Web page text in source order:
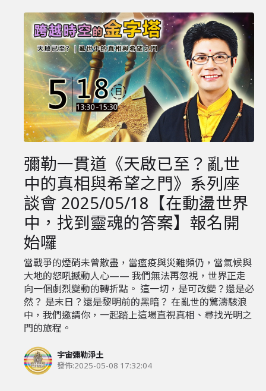
彌勒一貫道《天啟已至？亂世
中的真相與希望之門》系列座
談會 2025/05/18【在動盪世界
中，找到靈魂的答案】報名開
始囉
當戰爭的煙硝未曾散盡，當瘟疫與災難頻仍，當氣候與
大地的怒吼撼動人心—— 我們無法再忽視，世界正走
向一個劇烈變動的轉折點。 這一切，是可改變？還是必
然？ 是末日？還是黎明前的黑暗？ 在亂世的驚濤駭浪
中，我們邀請你，一起踏上這場直視真相、尋找光明之
門的旅程。
宇宙彌勒淨土
發佈:2025-05-08 17:32:04